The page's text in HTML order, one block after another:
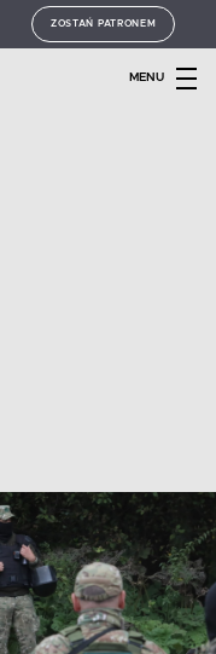
ZOSTAŃ PATRONEM
MENU